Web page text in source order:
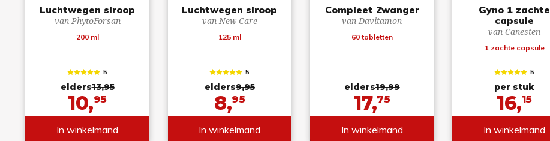
Luchtwegen siroop
van PhytoForsan
200 ml
5
elders13,95
10,95
In winkelmand
Luchtwegen siroop
van New Care
125 ml
5
elders9,95
8,95
In winkelmand
Compleet Zwanger
van Davitamon
60 tabletten
elders19,99
17,75
In winkelmand
Gyno 1 zachte
capsule
van Canesten
1 zachte capsule
5
per stuk
16,15
In winkelmand